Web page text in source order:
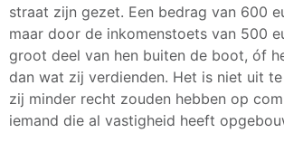
straat zijn gezet. Een bedrag van 600
maar door de inkomenstoets van 500
groot deel van hen buiten de boot, óf
dan wat zij verdienden. Het is niet uit
zij minder recht zouden hebben op
iemand die al vastigheid heeft